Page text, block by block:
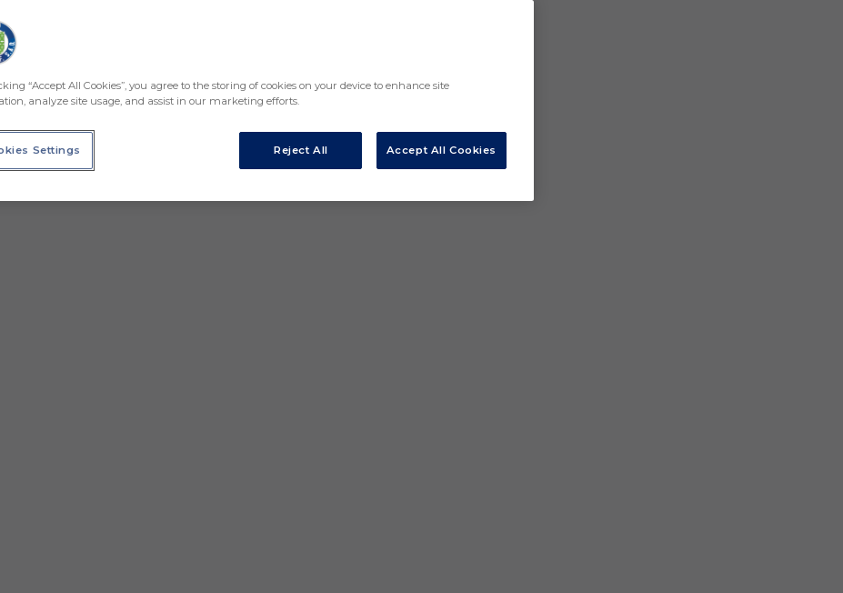
“Accept All Cookies”, you agree to the storing of cookies on your device to enhance site
analyze site usage, and assist in our marketing efforts.
Reject All Accept All Cookies
Settings